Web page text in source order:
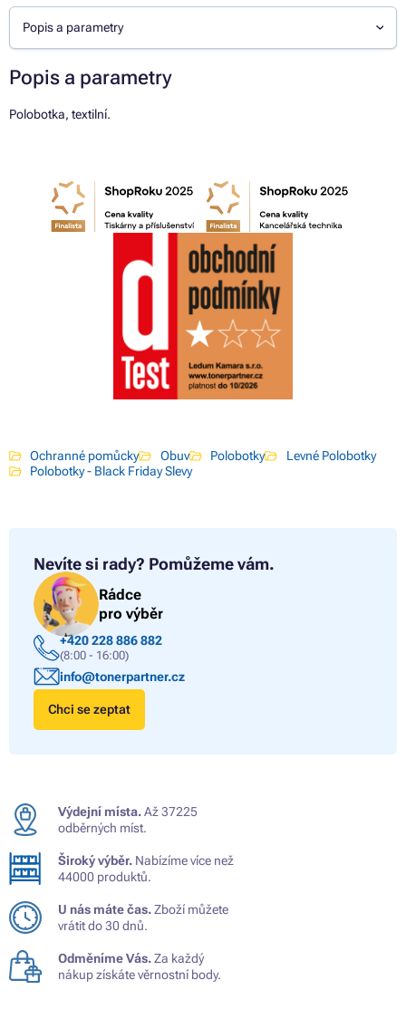
Popis a parametry
Popis a parametry
Polobotka, textilní.
Ochranné pomůcky Obuv Polobotky
Levné Polobotky
Polobotky - Black Friday Slevy
Nevíte si rady? Pomůžeme vám.
Rádce
pro výběr
+420 228 886 882
(8:00 - 16:00)
info@tonerpartner.cz
Chci se zeptat
Výdejní místa.Až 37225
odběrných míst.
Široký výběr. Nabízíme více než
44000 produktů.
U nás máte čas.Zboží můžete
vrátit do 30 dnů.
Odměníme Vás.Za každý
nákup získáte věrnostní body.